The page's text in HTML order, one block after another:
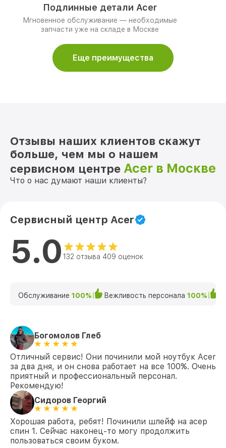
Подлинные детали Acer
Мгновенное обслуживание — необходимые
запчасти уже на складе в Москве
Еще преимущества
Отзывы наших клиентов скажут
больше, чем мы о нашем
сервисном центре Acer в Москве
Что о нас думают наши клиенты?
Сервисный центр Acer
5.0 132 отзыва 409 оценок
Обслуживание 100% Вежливость персонала 100%
Богомолов Глеб
Отличный сервис! Они починили мой ноутбук Acer
за два дня, и он снова работает на все 100%. Очень
приятный и профессиональный персонал.
Рекомендую!
Сидоров Георгий
Хорошая работа, ребят! Починили шлейф на асер
спин 1. Сейчас наконец-то могу продолжить
пользоваться своим буком.